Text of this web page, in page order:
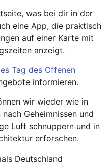
was bei dir in der
eine App, die praktisch
auf einer Karte mit
anzeigt.
Tag des Offenen
informieren.
wir wieder wie in
Geheimnissen und
Luft schnuppern und in
erforschen.